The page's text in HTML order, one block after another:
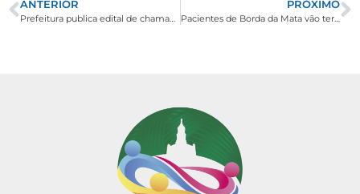
ANTERIOR
Prefeitura publica edital de chamamento para cadastro de artistas locais
PRÓXIMO
Pacientes de Borda da Mata vão ter acesso a serviços especializados de odontologia